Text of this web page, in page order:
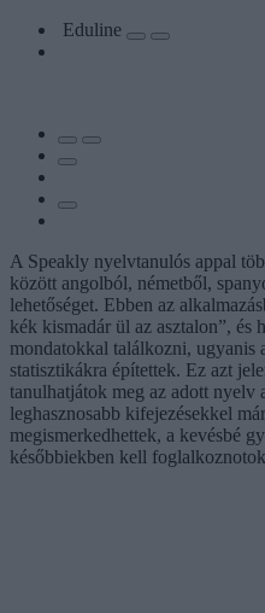
Eduline
A Speakly nyelvtanulós appal
között angolból, németből,
lehetőséget. Ebben az
kék kismadár ül az asztalon”, és
mondatokkal találkozni, ugyanis
statisztikákra építettek. Ez azt
tanulhatjátok meg az adott nyelv
leghasznosabb kifejezésekkel
megismerkedhettek, a kevésbé
későbbiekben kell